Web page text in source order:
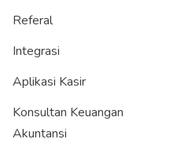
Referal
Integrasi
Aplikasi Kasir
Konsultan Keuangan
Akuntansi